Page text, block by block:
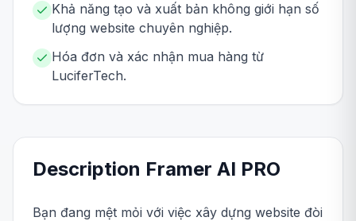
Khả năng tạo và xuất bản không giới hạn số
lượng website chuyên nghiệp.
Hóa đơn và xác nhận mua hàng từ
LuciferTech.
Description Framer AI PRO
Bạn đang mệt mỏi với việc xây dựng website đòi